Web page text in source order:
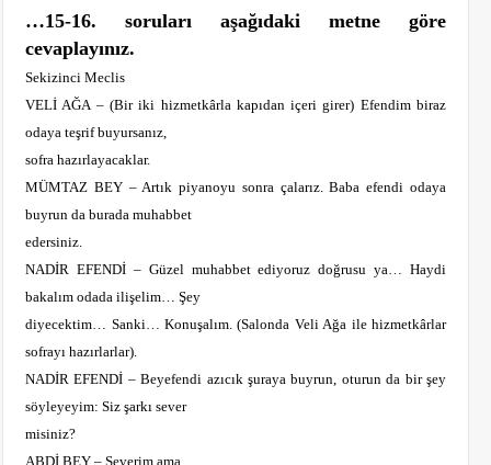
…15-16. soruları aşağıdaki metne göre
cevaplayınız.
Sekizinci Meclis
VELİ AĞA – (Bir iki hizmetkârla kapıdan içeri girer) Efendim biraz
odaya teşrif buyursanız,
sofra hazırlayacaklar.
MÜMTAZ BEY – Artık piyanoyu sonra çalarız. Baba efendi odaya
buyrun da burada muhabbet
edersiniz.
NADİR EFENDİ – Güzel muhabbet ediyoruz doğrusu ya… Haydi
bakalım odada ilişelim… Şey
diyecektim… Sanki… Konuşalım. (Salonda Veli Ağa ile hizmetkârlar
sofrayı hazırlarlar).
NADİR EFENDİ – Beyefendi azıcık şuraya buyrun, oturun da bir şey
söyleyeyim: Siz şarkı sever
misiniz?
ABDİ BEY – Severim ama…